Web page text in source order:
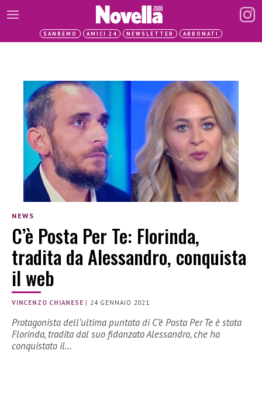
SANREMO AMICI 24 NEWSLETTER ABBONATI
NEWS
C’è Posta Per Te: Florinda,
tradita da Alessandro, conquista
il web
VINCENZO CHIANESE |24 GENNAIO 2021
Protagonista dell’ultima puntata di C’è Posta Per Te è stata
Florinda, tradita dal suo fidanzato Alessandro, che ha
conquistato il…